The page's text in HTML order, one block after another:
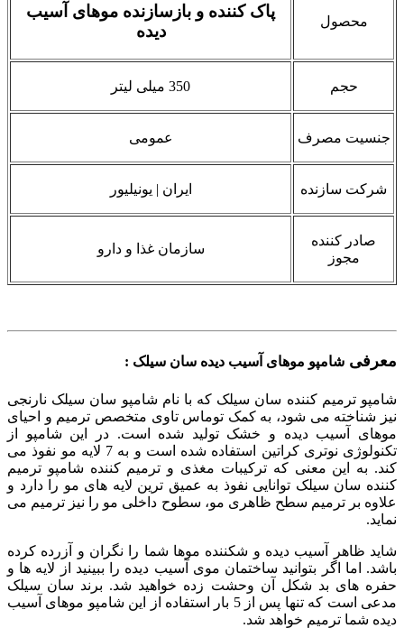
محصول
پاک کننده و بازسازنده موهای آسیب
دیده
حجم 350 میلی لیتر
جنسیت مصرف عمومی
شرکت سازنده ایران | یونیلیور
صادر کننده
مجوز
سازمان غذا و دارو
معرفی شامپو موهای آسیب دیده سان سیلک :
شامپو ترمیم کننده سان سیلک که با نام شامپو سان سیلک نارنجی
نیز شناخته می شود، به کمک توماس تاوی متخصص ترمیم و احیای
موهای آسیب دیده و خشک تولید شده است. در این شامپو از
تکنولوژی نوتری کراتین استفاده شده است و به 7 لایه مو نفوذ می
کند. به این معنی که ترکیبات مغذی و ترمیم کننده شامپو ترمیم
کننده سان سیلک توانایی نفوذ به عمیق ترین لایه های مو را دارد و
علاوه بر ترمیم سطح ظاهری مو، سطوح داخلی مو را نیز ترمیم می
نماید.
شاید ظاهر آسیب دیده و شکننده موها شما را نگران و آزرده کرده
باشد. اما اگر بتوانید ساختمان موی آسیب دیده را ببینید از لایه ها و
حفره های بد شکل آن وحشت زده خواهید شد. برند سان سیلک
مدعی است که تنها پس از 5 بار استفاده از این شامپو موهای آسیب
دیده شما ترمیم خواهد شد.